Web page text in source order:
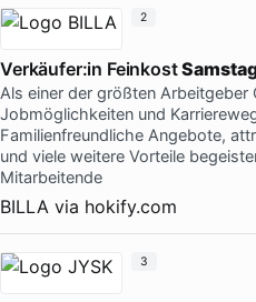
Verkäufer:in Feinkost
Als einer der größten
Jobmöglichkeiten und
Familienfreundliche Angebote,
und viele weitere Vorteile
Mitarbeitende
BILLA via hokify.com
2
3